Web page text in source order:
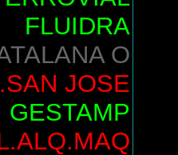
FLUIDRA
O
JOSE
GESTAMP